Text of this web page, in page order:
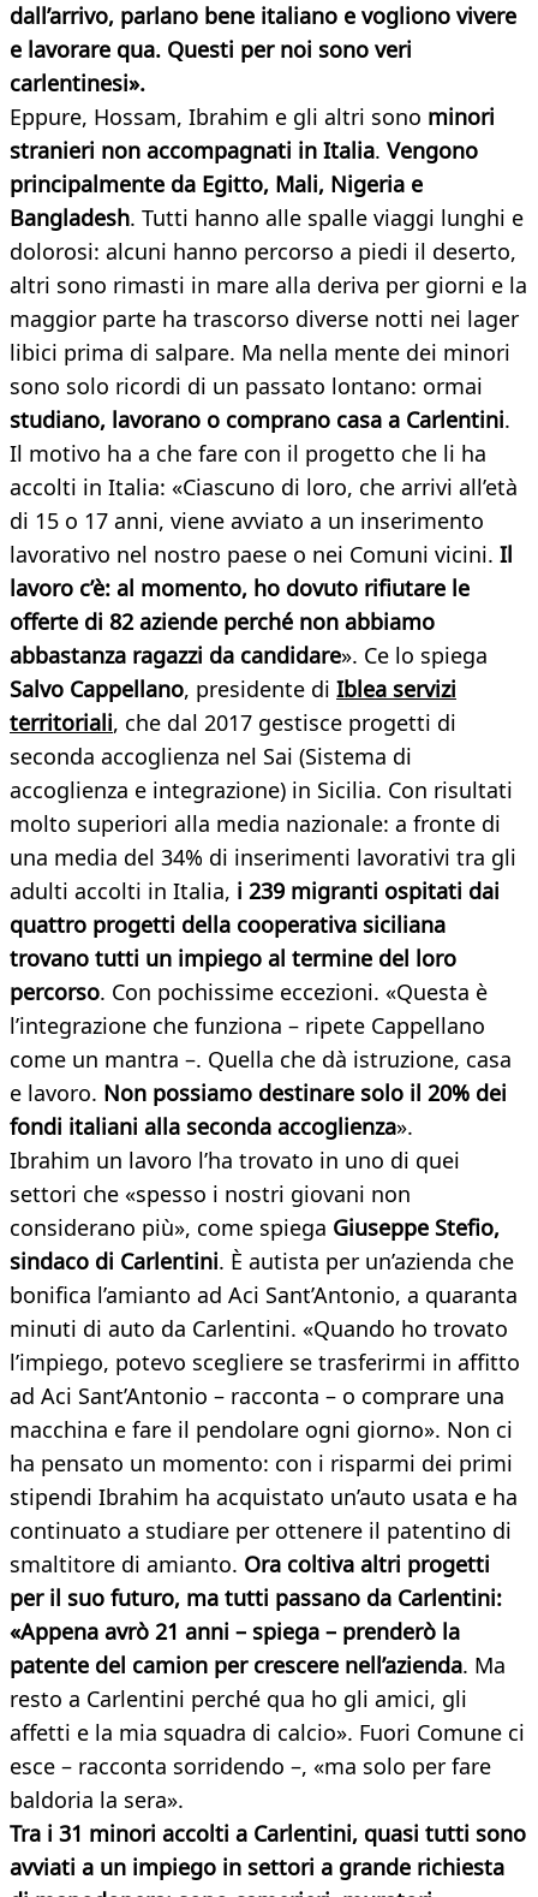
dall’arrivo, parlano bene italiano e vogliono vivere
e lavorare qua. Questi per noi sono veri
carlentinesi».
Eppure, Hossam, Ibrahim e gli altri sono minori
stranieri non accompagnati in Italia. Vengono
principalmente da Egitto, Mali, Nigeria e
Bangladesh. Tutti hanno alle spalle viaggi lunghi e
dolorosi: alcuni hanno percorso a piedi il deserto,
altri sono rimasti in mare alla deriva per giorni e la
maggior parte ha trascorso diverse notti nei lager
libici prima di salpare. Ma nella mente dei minori
sono solo ricordi di un passato lontano: ormai
studiano, lavorano o comprano casa a Carlentini.
Il motivo ha a che fare con il progetto che li ha
accolti in Italia: «Ciascuno di loro, che arrivi all’età
di 15 o 17 anni, viene avviato a un inserimento
lavorativo nel nostro paese o nei Comuni vicini. Il
lavoro c’è: al momento, ho dovuto rifiutare le
offerte di 82 aziende perché non abbiamo
abbastanza ragazzi da candidare». Ce lo spiega
Salvo Cappellano, presidente di Iblea servizi
territoriali, che dal 2017 gestisce progetti di
seconda accoglienza nel Sai (Sistema di
accoglienza e integrazione) in Sicilia. Con risultati
molto superiori alla media nazionale: a fronte di
una media del 34% di inserimenti lavorativi tra gli
adulti accolti in Italia, i 239 migranti ospitati dai
quattro progetti della cooperativa siciliana
trovano tutti un impiego al termine del loro
percorso. Con pochissime eccezioni. «Questa è
l’integrazione che funziona – ripete Cappellano
come un mantra –. Quella che dà istruzione, casa
e lavoro. Non possiamo destinare solo il 20% dei
fondi italiani alla seconda accoglienza».
Ibrahim un lavoro l’ha trovato in uno di quei
settori che «spesso i nostri giovani non
considerano più», come spiega Giuseppe Stefio,
sindaco di Carlentini. È autista per un’azienda che
bonifica l’amianto ad Aci Sant’Antonio, a quaranta
minuti di auto da Carlentini. «Quando ho trovato
l’impiego, potevo scegliere se trasferirmi in affitto
ad Aci Sant’Antonio – racconta – o comprare una
macchina e fare il pendolare ogni giorno». Non ci
ha pensato un momento: con i risparmi dei primi
stipendi Ibrahim ha acquistato un’auto usata e ha
continuato a studiare per ottenere il patentino di
smaltitore di amianto. Ora coltiva altri progetti
per il suo futuro, ma tutti passano da Carlentini:
«Appena avrò 21 anni – spiega – prenderò la
patente del camion per crescere nell’azienda. Ma
resto a Carlentini perché qua ho gli amici, gli
affetti e la mia squadra di calcio». Fuori Comune ci
esce – racconta sorridendo –, «ma solo per fare
baldoria la sera».
Tra i 31 minori accolti a Carlentini, quasi tutti sono
avviati a un impiego in settori a grande richiesta